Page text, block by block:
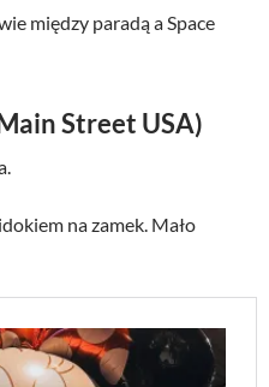
9
ł
0
.
między paradą a Space
Street USA)
na zamek. Mało